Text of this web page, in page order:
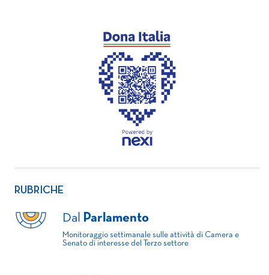
RUBRICHE
Dal Parlamento
Monitoraggio settimanale sulle attività di Camera e
Senato di interesse del Terzo settore